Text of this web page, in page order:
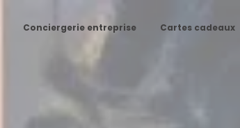
Conciergerie entreprise Cartes cadeaux